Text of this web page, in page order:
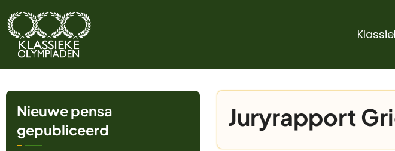
Overslaan
en
naar
gaan
Juryrapport
Nieuwe pensa
gepubliceerd